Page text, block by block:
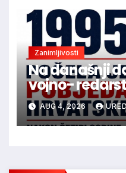
Zanimljivosti
Na današnji
vojno-
Oluja
AUG 4, 2026